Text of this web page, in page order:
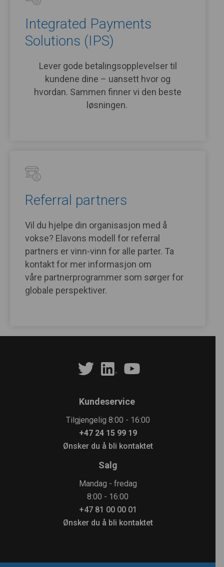
Integrated Payments
Solutions (IPS)
Lever gode betalingsopplevelser til
kundene dine – uansett hvor og
hvordan. Sammen finner vi den beste
løsningen.
Referral partners
Vil du hjelpe din organisasjon med å
vokse? Elavons modell for referral
partners er vinn-vinn for alle parter. Ta
kontakt for mer informasjon om
våre partnerprogrammer som sørger for
globale perspektiver.
Kundeservice
Tilgjengelig 8:00 - 16:00
+47 24 15 99 19
Ønsker du å bli kontaktet
Salg
Mandag - fredag
8:00 - 16:00
+47 81 00 00 01
Ønsker du å bli kontaktet